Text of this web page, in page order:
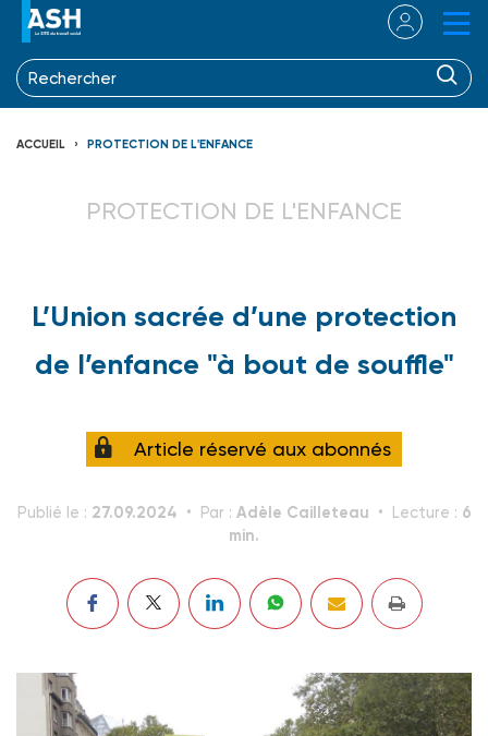
ACCUEIL PROTECTION DE L'ENFANCE
PROTECTION DE L'ENFANCE
L’Union sacrée d’une protection
de l’enfance "à bout de souffle"
Article réservé aux abonnés
Publié le : 27.09.2024 Par : Adèle Cailleteau Lecture : 6
min.